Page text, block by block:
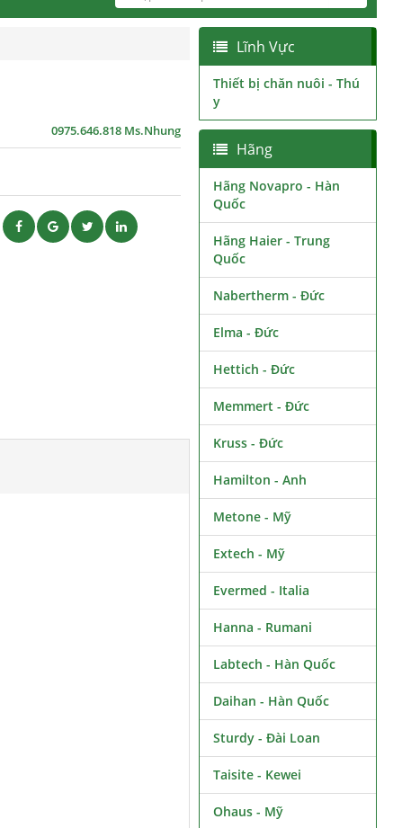
0975.646.818 Ms.Nhung
Lĩnh Vực
Thiết bị chăn nuôi - Thú
y
Hãng
Hãng Novapro - Hàn
Quốc
Hãng Haier - Trung
Quốc
Nabertherm - Đức
Elma - Đức
Hettich - Đức
Memmert - Đức
Kruss - Đức
Hamilton - Anh
Metone - Mỹ
Extech - Mỹ
Evermed - Italia
Hanna - Rumani
Labtech - Hàn Quốc
Daihan - Hàn Quốc
Sturdy - Đài Loan
Taisite - Kewei
Ohaus - Mỹ